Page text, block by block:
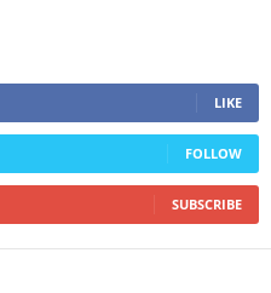
LIKE
FOLLOW
SUBSCRIBE